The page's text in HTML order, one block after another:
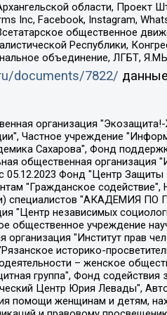
области, Проект
Inc, Facebook, Instagram,
общественное
Республики,
объединение, ЛГБТ,
documents/7822/
Настоящее Время, Татаро-башкирская служба Радио Свобода (Azatliq Radiosi), Радио Свободная Европа/Радио Свобода (PCE/PC), "Сибирь.Реалии", "Фактограф", Благотворительный фонд помощи осужденным и их семьям, Автономная некоммерческая организация "Институт глобализации и социальных движений", Фонд "В защиту прав заключенных", Частное учреждение "Центр поддержки и содействия развитию средств массовой информации", Пензенский региональный общественный благотворительный фонд "Гражданский союз", "Север.Реалии", Некоммерческая организация Фонд "Правовая инициатива", Общество с ограниченной ответственностью "Радио Свободная Европа/Радио Свобода", Чешское информационное агентство "MEDIUM-ORIENT", Красноярская региональная общественная организация "Мы против СПИДа", Камалягин Денис Николаевич, Маркелов Сергей Евгеньевич, Пономарев Лев Александрович, Савицкая Людмила Алексеевна, Автономная некоммерческая организация "Центр по работе с проблемой насилия "НАСИЛИЮ.НЕТ", Межрегиональный профессиональный союз работников здравоохранения "Альянс врачей", Юридическое лицо, зарегистрированное в Латвийской Республике, SIA "Medusa Project" (регистрационный номер 40103797863, дата регистрации 10.06.2014), Некоммерческая организация "Фонд по борьбе с коррупцией", Автономная некоммерческая организация "Институт права и публичной политики", Баданин Роман Сергеевич, Гликин Максим Александрович, Железнова Мария Михайловна, Лукьянова Юлия Сергеевна, Маетная Елизавета Витальевна, Маняхин Петр Борисович, Чуракова Ольга Владимировна, Ярош Юлия Петровна, Юридическое лицо "The Insider SIA", зарегистрированное в Риге, Латвийская Республика (дата регистрации 26.06.2015), являющееся администратором доменного имени интернет-издания "The Insider SIA", https://theins.ru, Постернак Алексей Евгеньевич, Рубин Михаил Аркадьевич, Анин Роман Александрович,